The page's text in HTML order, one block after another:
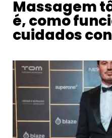
Massagem
é, como
cuidados